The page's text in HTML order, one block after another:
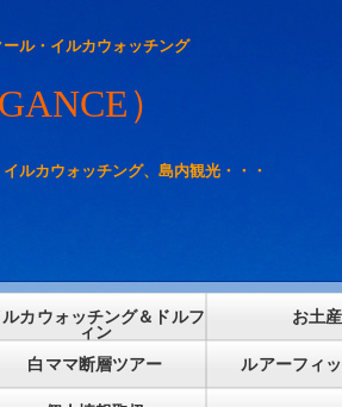
ル・イルカウォッチング
）
ルカウォッチング、島内観光・・・
ルカウォッチング＆ドルフ
ィン
お土産
白ママ断層ツアー ルアーフィ